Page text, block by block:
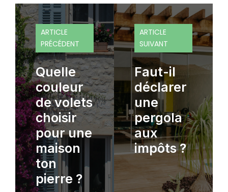
ARTICLE
PRÉCÉDENT
Quelle
couleur
de volets
choisir
pour une
maison
ton
pierre ?
ARTICLE
SUIVANT
Faut-il
déclarer
une
pergola
aux
impôts ?